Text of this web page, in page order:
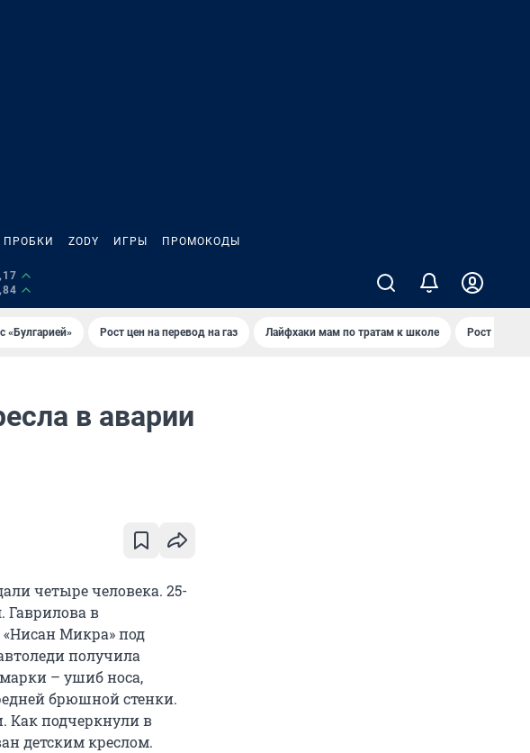
ПРОБКИ ZODY ИГРЫ ПРОМОКОДЫ
«Булгарией» Рост цен на перевод на газ Лайфхаки мам по тратам к школе Рост цен на
в аварии
четыре человека. 25-
Гаврилова в
Микра» под
получила
– ушиб носа,
брюшной стенки.
Как подчеркнули в
детским креслом.